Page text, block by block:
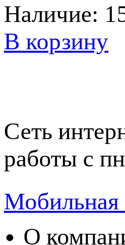
Наличие:
В корзину
Сеть
работы с
Мобильная
О